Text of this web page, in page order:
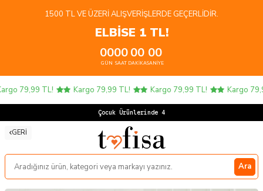
1500 TL VE ÜZERI ALIŞVERIŞLERDE GEÇERLIDIR.
ELBİSE 1 TL!
00
GÜN
00
SAAT
00
DAKIKA
00
SANIYE
79,99 TL! Kargo 79,99 TL! Kargo 79,99 TL! Kargo
Çocuk Ürünlerinde 4 AL
GERI
Ara